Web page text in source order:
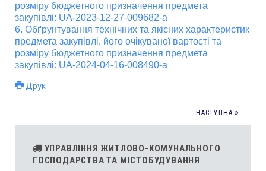
розміру бюджетного призначення предмета
закупівлі: UA-2023-12-27-009682-a
6. Обґрунтування технічних та якісних характеристик
предмета закупівлі, його очікуваної вартості та
розміру бюджетного призначення предмета
закупівлі: UA-2024-04-16-008490-a
Друк
НАСТУПНА
УПРАВЛІННЯ ЖИТЛОВО-КОМУНАЛЬНОГО
ГОСПОДАРСТВА ТА МІСТОБУДУВАННЯ